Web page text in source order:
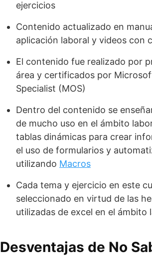
ejercicios
Contenido actualizado en
aplicación laboral y videos con
El contenido fue realizado por
área y certificados por
Specialist (MOS)
Dentro del contenido se
de mucho uso en el ámbito
tablas dinámicas para crear
el uso de formularios y
utilizando Macros
Cada tema y ejercicio en este
seleccionado en virtud de las
utilizadas de excel en el ámbito
Desventajas de No